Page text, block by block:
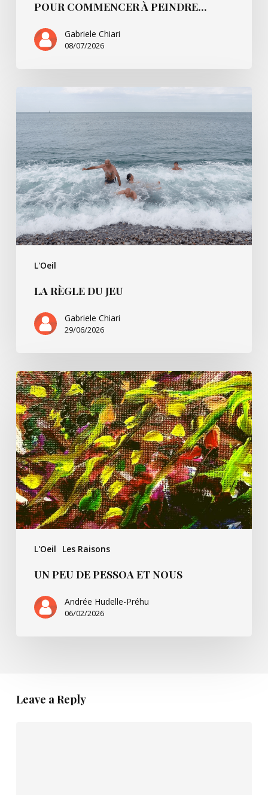
POUR COMMENCER À PEINDRE…
Gabriele Chiari
08/07/2026
L'Oeil
Règle
du
jeu
LA RÈGLE DU JEU
Gabriele Chiari
29/06/2026
L'Oeil Les Raisons
Un
peu
de
Pessoa
et
nous
UN PEU DE PESSOA ET NOUS
Andrée Hudelle-Préhu
06/02/2026
Leave a Reply